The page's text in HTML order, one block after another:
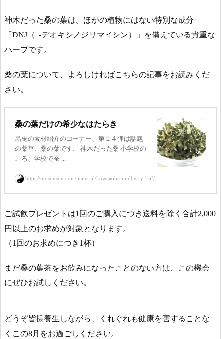
神木だった桑の葉は、ほかの植物にはない特別な成分
「DNJ（1-デオキシノジリマイシン）」を備えている貴重な
ハーブです。
桑の葉について、よろしければこちらの記事をお読みくだ
さい。
桑の葉だけの希少なはたらき
烏兎の素材紹介のコーナー、第１４弾は話題
の薬草、桑の葉です。 神木だった桑 小学校の
ころ、学校で蚕 ...
https://utosousou.com/material/kuwanoha-mulberry-leaf/
ご試飲プレゼントは1回のご購入につき送料を除く合計2,000
円以上のお求めが対象となります。
（1回のお求めにつき1杯）
まだ桑の葉茶をお飲みになったことのない方は、この機会
にぜひお試しください。
どうぞ皆様養生しながら、くれぐれも健康を害することな
くこの8月をお過ごしください。